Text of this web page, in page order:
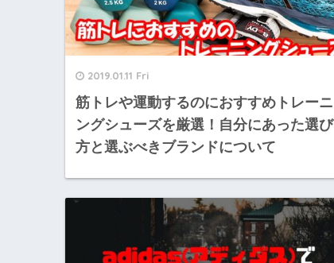
2019.01.11 Fri
筋トレや運動するのにおすすめトレーニ
ングシューズを厳選！自分にあった選び
方と選ぶべきブランドについて